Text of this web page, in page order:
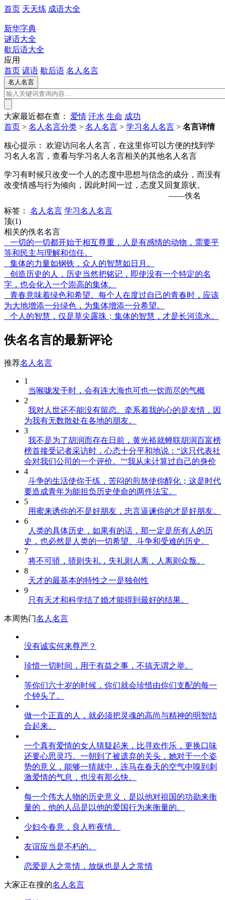
首页 天天练 成语大全
新华字典
谜语大全
歇后语大全
应用
首页 谚语 歇后语 名人名言
大家最近都在查： 爱情 汗水 生命 成功
首页 > 名人名言分类 > 名人名言 > 学习名人名言 > 名言详情
核心提示：
欢迎访问名人名言，在这里你可以方便的找到学
习名人名言，查看与学习名人名言相关的其他名人名言
学习有时候只改变一个人的态度中思想与信念的成分，而没有
改变情感与行为倾向，因此时间一过，态度又回复原状。
——佚名
标签：
名人名言 学习名人名言
顶(1)
相关的佚名名言
一切的一切都开始于相互尊重，人是有感情的动物，需要平
等和民主与理解和信任。
集体的力量如钢铁，众人的智慧如日月。
创造历史的人，历史当然把铭记，即使没有一个特定的名
字，也会化入一个崇高的集体。
青春意味着绿色和希望。每个人在度过自己的青春时，应该
为大地增添一分绿色，为集体增添一分希望。
个人的智慧，仅是草尖露珠；集体的智慧，才是长河流水。
佚名名言的最新评论
推荐名人名言
1
当喉咙发干时，会有连大海也可也一饮而尽的气概
2
我对人世还不能没有留恋。牵系着我的心的是友情，因
为我有无数散处在各地的朋友。
3
我不是为了胡润而存在日前，黄光裕就蝉联胡润百富榜
榜首接受记者采访时，心态十分平和地说：“这只代表社
会对我们公司的一个评价。”“我从未计算过自己的身价
4
斗争的生活使你干练，苦闷的煎熬使你醇化；这是时代
要造成青年为能担负历史使命的两件法宝。
5
用蜜来诱你的不是好朋友，忠言逼谏你的才是好朋友。
6
人类的具体历史，如果有的话，那一定是所有人的历
史，也必然是人类的一切希望、斗争和受难的历史。
7
将不可骄，骄则失礼，失礼则人离，人离则众叛。
8
天才的最基本的特性之一是独创性
9
只有天才和科学结了婚才能得到最好的结果。
本周热门名人名言
没有诚实何来尊严？
珍惜一切时间，用于有益之事，不搞无谓之举。
等你们六十岁的时候，你们就会珍惜由你们支配的每一
个钟头了。
做一个正直的人，就必须把灵魂的高尚与精神的明智结
合起来。
一个真有爱情的女人猜疑起来，比寻欢作乐，更换口味
还要心思灵巧。一朝到了被遗弃的关头，她对于一个姿
势的意义，能够一猜就中，连马在春天的空气中嗅到刺
激爱情的气息，也没有那么快。
每一个伟大人物的历史意义，是以他对祖国的功勋来衡
量的，他的人品是以他的爱国行为来衡量的。
少妇今春意，良人昨夜情。
友谊应当是不朽的。
恋爱是人之常情，放纵也是人之常情
大家正在搜的名人名言